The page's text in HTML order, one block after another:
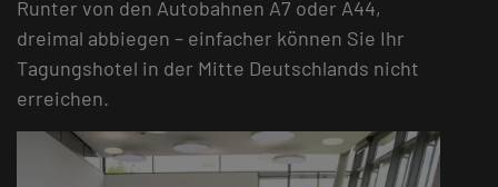
Runter von den Autobahnen A7 oder A44,
dreimal abbiegen – einfacher können Sie Ihr
Tagungshotel in der Mitte Deutschlands nicht
erreichen.